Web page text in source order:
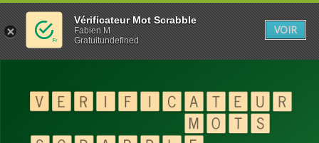
Vérificateur Mot Scrabble
Fabien M
Gratuitundefined
VOIR